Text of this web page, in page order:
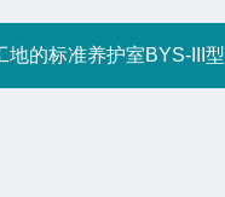
地的标准养护室BYS-III型